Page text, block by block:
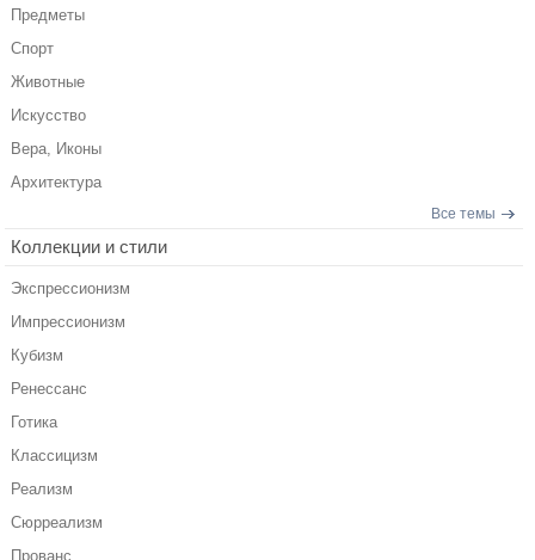
Предметы
Спорт
Животные
Искусство
Вера, Иконы
Архитектура
Все темы
Коллекции и стили
Экспрессионизм
Импрессионизм
Кубизм
Ренессанс
Готика
Классицизм
Реализм
Сюрреализм
Прованс